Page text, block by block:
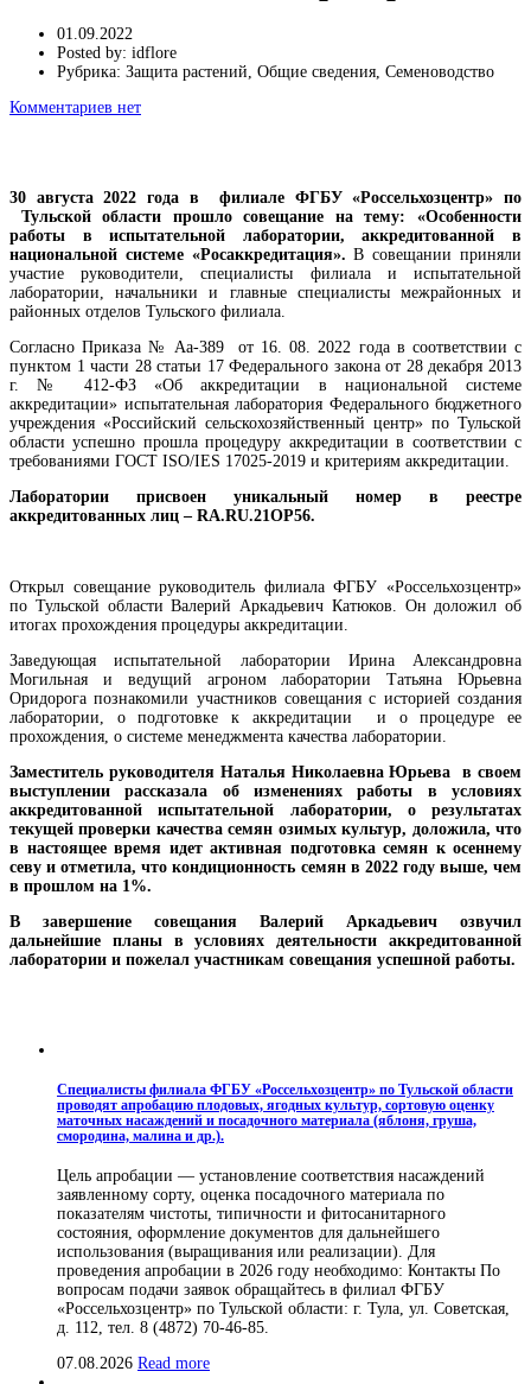
01.09.2022
Posted by: idflore
Рубрика: Защита растений, Общие сведения, Семеноводство
Комментариев нет
30 августа 2022 года в филиале ФГБУ «Россельхозцентр» по
Тульской области прошло совещание на тему: «Особенности
работы в испытательной лаборатории, аккредитованной в
национальной системе «Росаккредитация». В совещании приняли
участие руководители, специалисты филиала и испытательной
лаборатории, начальники и главные специалисты межрайонных и
районных отделов Тульского филиала.
Согласно Приказа № Аа-389 от 16. 08. 2022 года в соответствии с
пунктом 1 части 28 статьи 17 Федерального закона от 28 декабря 2013
г. № 412-ФЗ «Об аккредитации в национальной системе
аккредитации» испытательная лаборатория Федерального бюджетного
учреждения «Российский сельскохозяйственный центр» по Тульской
области успешно прошла процедуру аккредитации в соответствии с
требованиями ГОСТ ISO/IES 17025-2019 и критериям аккредитации.
Лаборатории присвоен уникальный номер в реестре
аккредитованных лиц – RA.RU.21OP56.
Открыл совещание руководитель филиала ФГБУ «Россельхозцентр»
по Тульской области Валерий Аркадьевич Катюков. Он доложил об
итогах прохождения процедуры аккредитации.
Заведующая испытательной лаборатории Ирина Александровна
Могильная и ведущий агроном лаборатории Татьяна Юрьевна
Оридорога познакомили участников совещания с историей создания
лаборатории, о подготовке к аккредитации и о процедуре ее
прохождения, о системе менеджмента качества лаборатории.
Заместитель руководителя Наталья Николаевна Юрьева в своем
выступлении рассказала об изменениях работы в условиях
аккредитованной испытательной лаборатории, о результатах
текущей проверки качества семян озимых культур, доложила, что
в настоящее время идет активная подготовка семян к осеннему
севу и отметила, что кондиционность семян в 2022 году выше, чем
в прошлом на 1%.
В завершение совещания Валерий Аркадьевич озвучил
дальнейшие планы в условиях деятельности аккредитованной
лаборатории и пожелал участникам совещания успешной работы.
Специалисты филиала ФГБУ «Россельхозцентр» по Тульской области
проводят апробацию плодовых, ягодных культур, сортовую оценку
маточных насаждений и посадочного материала (яблоня, груша,
смородина, малина и др.).
Цель апробации — установление соответствия насаждений
заявленному сорту, оценка посадочного материала по
показателям чистоты, типичности и фитосанитарного
состояния, оформление документов для дальнейшего
использования (выращивания или реализации). Для
проведения апробации в 2026 году необходимо: Контакты По
вопросам подачи заявок обращайтесь в филиал ФГБУ
«Россельхозцентр» по Тульской области: г. Тула, ул. Советская,
д. 112, тел. 8 (4872) 70-46-85.
07.08.2026 Read more